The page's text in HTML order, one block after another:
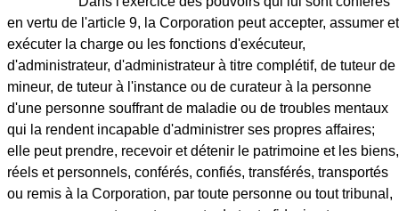
en vertu de l'article 9, la Corporation peut accepter, assumer et
exécuter la charge ou les fonctions d'exécuteur,
d'administrateur, d'administrateur à titre complétif, de tuteur de
mineur, de tuteur à l'instance ou de curateur à la personne
d'une personne souffrant de maladie ou de troubles mentaux
qui la rendent incapable d'administrer ses propres affaires;
elle peut prendre, recevoir et détenir le patrimoine et les biens,
réels et personnels, conférés, confiés, transférés, transportés
ou remis à la Corporation, par toute personne ou tout tribunal,